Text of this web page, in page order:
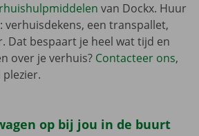
van Dockx. Huur
verhuisdekens, een transpallet,
Dat bespaart je heel wat tijd en
over je verhuis? Contacteer ons,
op bij jou in de buurt